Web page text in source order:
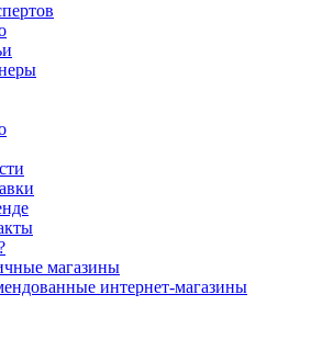
магазины
интернет-магазины